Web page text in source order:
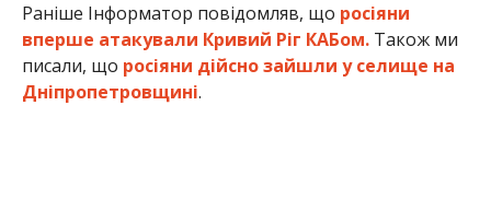
Раніше Інформатор повідомляв, що росіяни
вперше атакували Кривий Ріг КАБом. Також ми
писали, що росіяни дійсно зайшли у селище на
Дніпропетровщині.